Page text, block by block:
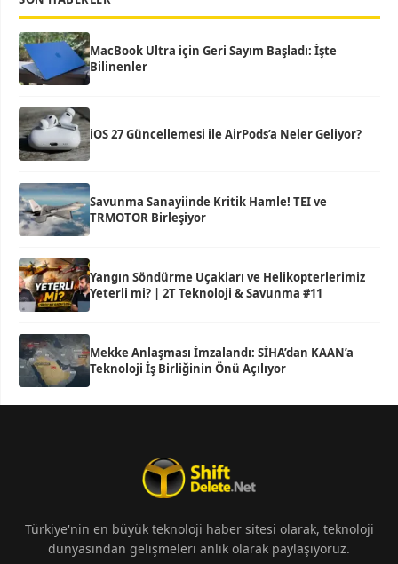
MacBook Ultra için Geri Sayım Başladı: İşte
Bilinenler
iOS 27 Güncellemesi ile AirPods’a Neler Geliyor?
Savunma Sanayiinde Kritik Hamle! TEI ve
TRMOTOR Birleşiyor
Yangın Söndürme Uçakları ve Helikopterlerimiz
Yeterli mi? | 2T Teknoloji & Savunma #11
Mekke Anlaşması İmzalandı: SİHA’dan KAAN’a
Teknoloji İş Birliğinin Önü Açılıyor
Türkiye'nin en büyük teknoloji haber sitesi olarak, teknoloji
dünyasından gelişmeleri anlık olarak paylaşıyoruz.